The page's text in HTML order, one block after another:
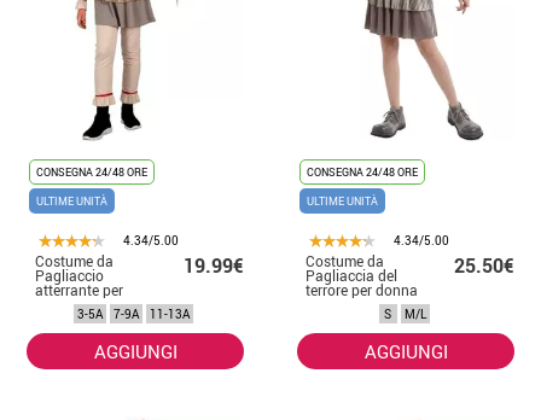
CONSEGNA 24/48 ORE
ULTIME UNITÀ
4.34/5.00
Costume da
Pagliaccio
atterrante per
bambino
19.99€
3-5A 7-9A 11-13A
AGGIUNGI
CONSEGNA 24/48 ORE
ULTIME UNITÀ
4.34/5.00
Costume da
Pagliaccia del
terrore per donna
25.50€
S M/L
AGGIUNGI